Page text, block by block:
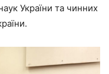
України та чинних